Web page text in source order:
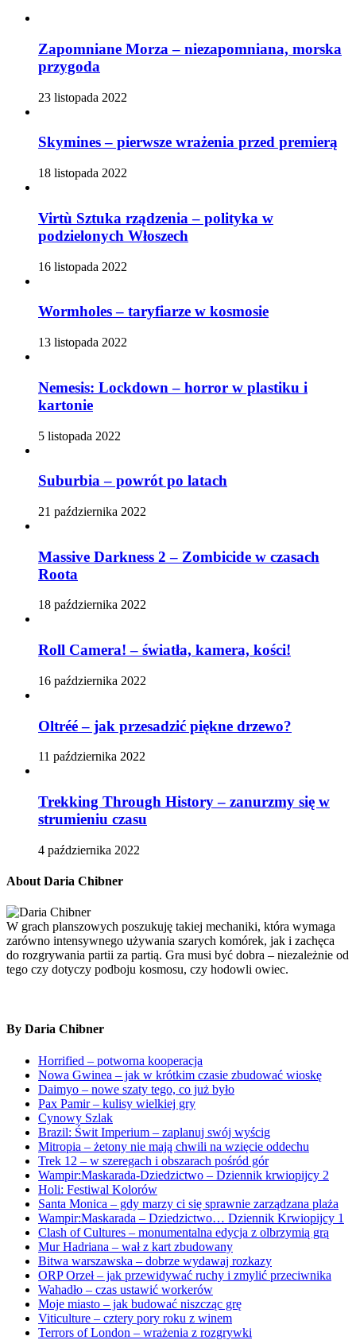
Zapomniane Morza – niezapomniana, morska
przygoda
23 listopada 2022
Skymines – pierwsze wrażenia przed premierą
18 listopada 2022
Virtù Sztuka rządzenia – polityka w
podzielonych Włoszech
16 listopada 2022
Wormholes – taryfiarze w kosmosie
13 listopada 2022
Nemesis: Lockdown – horror w plastiku i
kartonie
5 listopada 2022
Suburbia – powrót po latach
21 października 2022
Massive Darkness 2 – Zombicide w czasach
Roota
18 października 2022
Roll Camera! – światła, kamera, kości!
16 października 2022
Oltréé – jak przesadzić piękne drzewo?
11 października 2022
Trekking Through History – zanurzmy się w
strumieniu czasu
4 października 2022
About Daria Chibner
W grach planszowych poszukuję takiej mechaniki, która wymaga
zarówno intensywnego używania szarych komórek, jak i zachęca
do rozgrywania partii za partią. Gra musi być dobra – niezależnie od
tego czy dotyczy podboju kosmosu, czy hodowli owiec.
By Daria Chibner
Horrified – potworna kooperacja
Nowa Gwinea – jak w krótkim czasie zbudować wioskę
Daimyo – nowe szaty tego, co już było
Pax Pamir – kulisy wielkiej gry
Cynowy Szlak
Brazil: Świt Imperium – zaplanuj swój wyścig
Mitropia – żetony nie mają chwili na wzięcie oddechu
Trek 12 – w szeregach i obszarach pośród gór
Wampir:Maskarada-Dziedzictwo – Dziennik krwiopijcy 2
Holi: Festiwal Kolorów
Santa Monica – gdy marzy ci się sprawnie zarządzana plaża
Wampir:Maskarada – Dziedzictwo… Dziennik Krwiopijcy 1
Clash of Cultures – monumentalna edycja z olbrzymią grą
Mur Hadriana – wał z kart zbudowany
Bitwa warszawska – dobrze wydawaj rozkazy
ORP Orzeł – jak przewidywać ruchy i zmylić przeciwnika
Wahadło – czas ustawić workerów
Moje miasto – jak budować niszcząc grę
Viticulture – cztery pory roku z winem
Terrors of London – wrażenia z rozgrywki